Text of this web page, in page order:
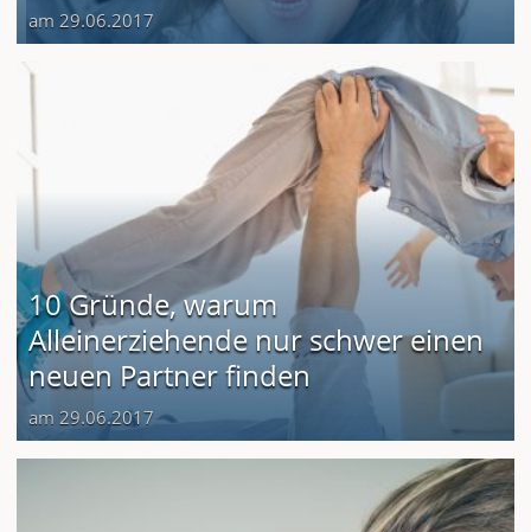
am 29.06.2017
10 Gründe, warum
Alleinerziehende nur schwer einen
neuen Partner finden
am 29.06.2017